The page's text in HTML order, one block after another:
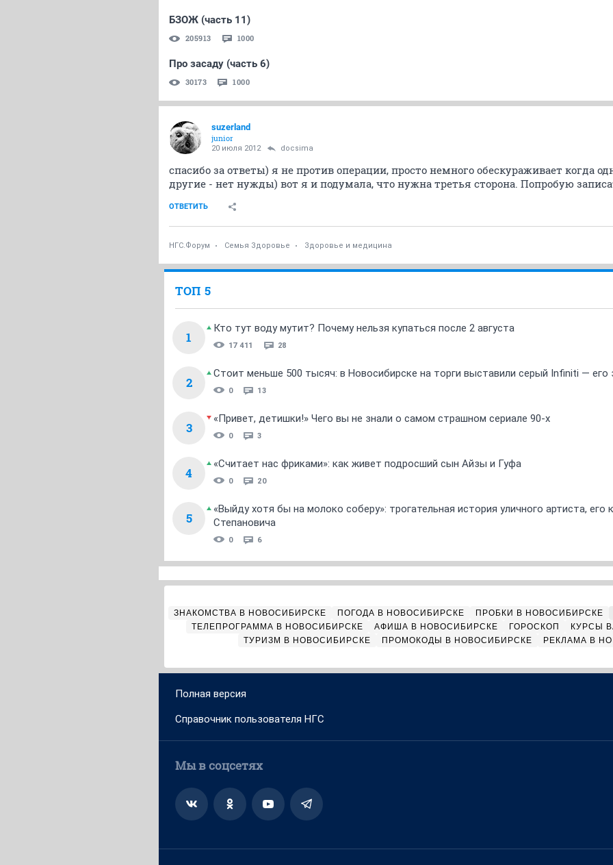
БЗОЖ (часть 11)
205913 1000
Про засаду (часть 6)
30173 1000
suzerland
junior
20 июля 2012 docsima
спасибо за ответы) я не против операции, просто немного обескураживает когда
другие - нет нужды) вот я и подумала, что нужна третья сторона. Попробую
ОТВЕТИТЬ
НГС.Форум Семья Здоровье Здоровье и медицина
ТОП 5
1
Кто тут воду мутит? Почему нельзя купаться после 2 августа
17 411 28
2
Стоит меньше 500 тысяч: в Новосибирске на торги выставили серый Infiniti — его
0 13
3
«Привет, детишки!» Чего вы не знали о самом страшном сериале 90-х
0 3
4
«Считает нас фриками»: как живет подросший сын Айзы и Гуфа
0 20
5
«Выйду хотя бы на молоко соберу»: трогательная история уличного артиста,
Степановича
0 6
ЗНАКОМСТВА В НОВОСИБИРСКЕ ПОГОДА В НОВОСИБИРСКЕ
ПРОБКИ В НОВОСИБИРСКЕ
ТЕЛЕПРОГРАММА В НОВОСИБИРСКЕ
АФИША В НОВОСИБИРСКЕ ГОРОСКОП
КУРСЫ
ТУРИЗМ В НОВОСИБИРСКЕ
ПРОМОКОДЫ В НОВОСИБИРСКЕ РЕКЛАМА В
Полная версия
Справочник пользователя НГС
Мы в соцсетях